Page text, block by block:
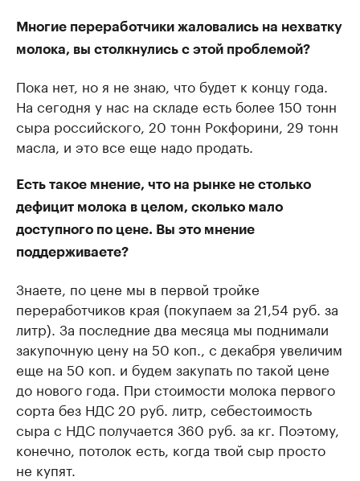
Многие переработчики жаловались на нехватку
молока, вы столкнулись с этой проблемой?
Пока нет, но я не знаю, что будет к концу года.
На сегодня у нас на складе есть более 150 тонн
сыра российского, 20 тонн Рокфорини, 29 тонн
масла, и это все еще надо продать.
Есть такое мнение, что на рынке не столько
дефицит молока в целом, сколько мало
доступного по цене. Вы это мнение
поддерживаете?
Знаете, по цене мы в первой тройке
переработчиков края (покупаем за 21,54 руб. за
литр). За последние два месяца мы поднимали
закупочную цену на 50 коп., с декабря увеличим
еще на 50 коп. и будем закупать по такой цене
до нового года. При стоимости молока первого
сорта без НДС 20 руб. литр, себестоимость
сыра с НДС получается 360 руб. за кг. Поэтому,
конечно, потолок есть, когда твой сыр просто
не купят.